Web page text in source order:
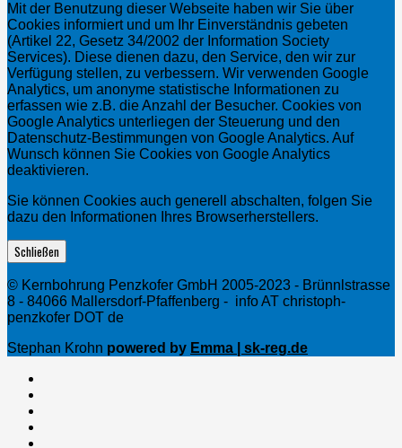
Mit der Benutzung dieser Webseite haben wir Sie über
Cookies informiert und um Ihr Einverständnis gebeten
(Artikel 22, Gesetz 34/2002 der Information Society
Services). Diese dienen dazu, den Service, den wir zur
Verfügung stellen, zu verbessern. Wir verwenden Google
Analytics, um anonyme statistische Informationen zu
erfassen wie z.B. die Anzahl der Besucher. Cookies von
Google Analytics unterliegen der Steuerung und den
Datenschutz-Bestimmungen von Google Analytics. Auf
Wunsch können Sie Cookies von Google Analytics
deaktivieren.
Sie können Cookies auch generell abschalten, folgen Sie
dazu den Informationen Ihres Browserherstellers.
Schließen
© Kernbohrung Penzkofer GmbH 2005-2023 - Brünnlstrasse
8 - 84066 Mallersdorf-Pfaffenberg - info AT christoph-
penzkofer DOT de
Stephan Krohn powered by Emma | sk-reg.de